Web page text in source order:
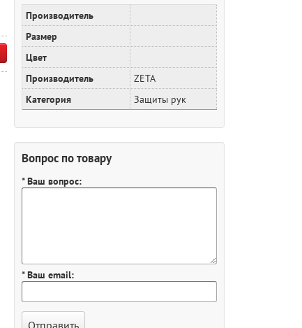
Производитель
Размер
Цвет
Производитель
ZETA
Категория
Защиты рук
Вопрос по товару
* Ваш вопрос:
* Ваш email: